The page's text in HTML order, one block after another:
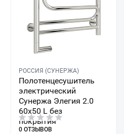
РОССИЯ (СУНЕРЖА)
Полотенцесушитель
электрический
Сунержа Элегия 2.0
60х50 L без
покрытия
0 ОТЗЫВОВ